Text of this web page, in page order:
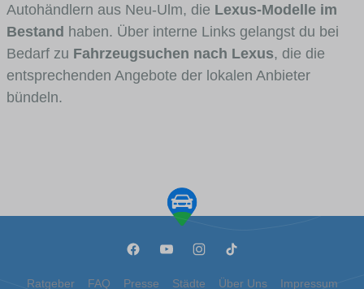
Autohändlern aus Neu-Ulm, die Lexus-Modelle im
Bestand haben. Über interne Links gelangst du bei
Bedarf zu Fahrzeugsuchen nach Lexus, die die
entsprechenden Angebote der lokalen Anbieter
bündeln.
Ratgeber FAQ Presse Städte Über Uns Impressum